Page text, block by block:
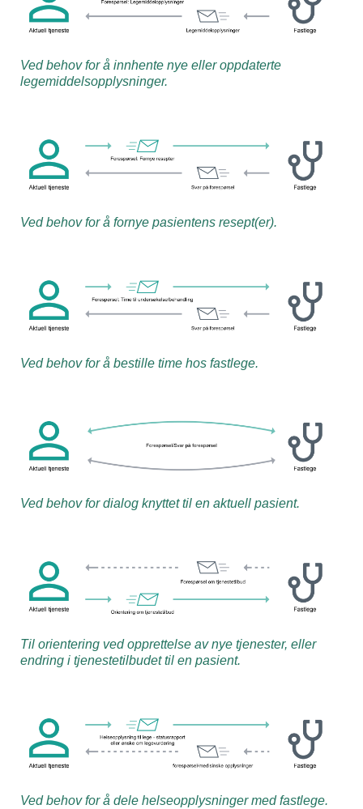
Ved behov for å innhente nye eller oppdaterte
legemiddelsopplysninger.
Ved behov for å fornye pasientens resept(er).
Ved behov for å bestille time hos fastlege.
Ved behov for dialog knyttet til en aktuell pasient.
Til orientering ved opprettelse av nye tjenester, eller
endring i tjenestetilbudet til en pasient.
Ved behov for å dele helseopplysninger med fastlege.